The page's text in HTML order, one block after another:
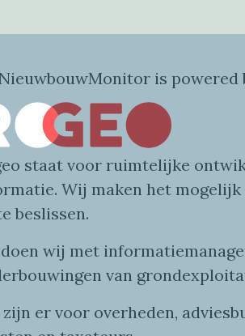
is powered
staat voor ruimtelijke
. Wij maken het mogelijk
beslissen.
wij met informatie
van
er voor overheden,